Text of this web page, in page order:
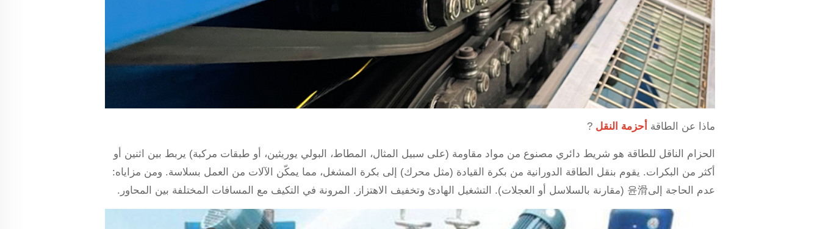
ماذا عن الطاقة أحزمة النقل ?
الحزام الناقل للطاقة هو شريط دائري مصنوع من مواد مقاومة (على سبيل المثال، المطاط، البولي يوريثين، أو طبقات مركبة) يربط بين اثنين أو
أكثر من البكرات. يقوم بنقل الطاقة الدورانية من بكرة القيادة (مثل محرك) إلى بكرة المشغل، مما يمكّن الآلات من العمل بسلاسة. ومن مزاياه:
عدم الحاجة إلى윤滑 (مقارنة بالسلاسل أو العجلات). التشغيل الهادئ وتخفيف الاهتزاز. المرونة في التكيف مع المسافات المختلفة بين المحاور.